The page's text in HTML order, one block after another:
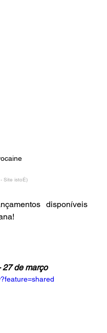
Site istoÉ)
disponíveis
27 de março